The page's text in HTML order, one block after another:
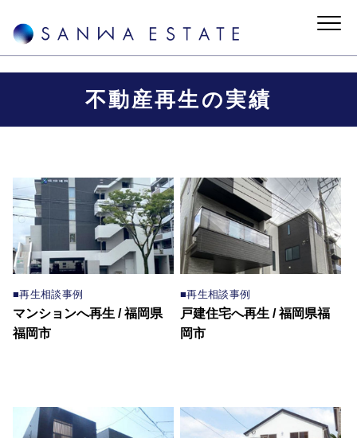
不動産再生の実績
■再生相談事例
マンションへ再生 / 福岡県
福岡市
■再生相談事例
戸建住宅へ再生 / 福岡県福
岡市